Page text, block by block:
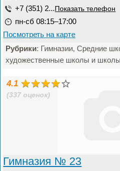
+7 (351) 2... Показать телефон
пн-сб 08:15–17:00
Посмотреть на карте
Рубрики: Гимназии, Средние
художественные школы и
4.1
(337 оценок)
Гимназия № 23